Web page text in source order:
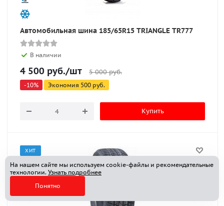
Автомобильная шина 185/65R15 TRIANGLE TR777
В наличии
4 500 руб./шт 5 000руб.
-10% Экономия 500 руб.
Купить
ХИТ
На нашем сайте мы используем cookie-файлы и рекомендательные
технологии. Узнать подробнее
Понятно